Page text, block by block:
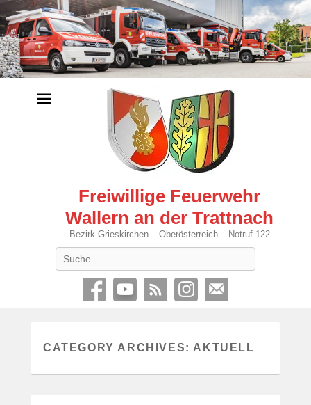
Freiwillige Feuerwehr
Wallern an der Trattnach
Bezirk Grieskirchen – Oberösterreich – Notruf 122
CATEGORY ARCHIVES: AKTUELL